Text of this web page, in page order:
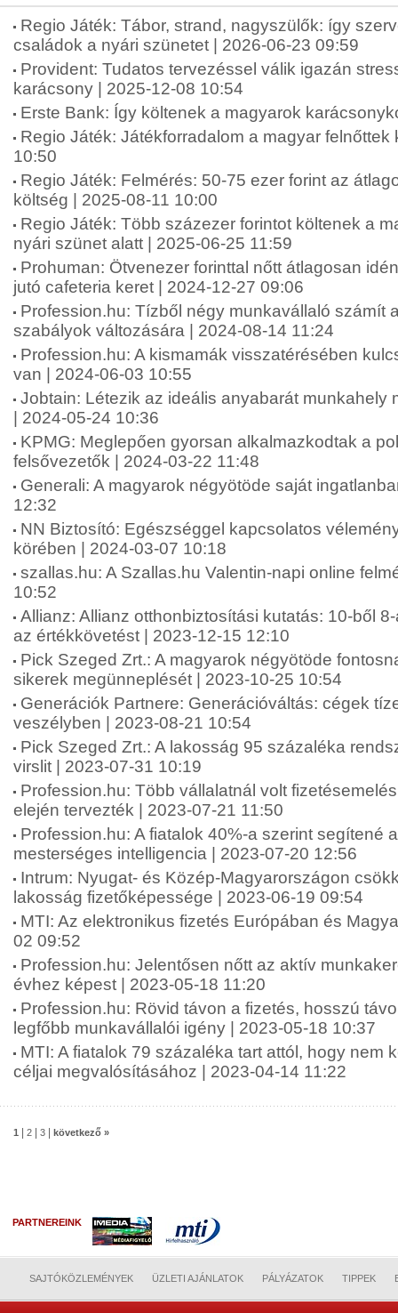
Regio Játék: Tábor, strand, nagyszülők: így
családok a nyári szünetet | 2026-06-23 09:59
Provident: Tudatos tervezéssel válik igazán
karácsony | 2025-12-08 10:54
Erste Bank: Így költenek a magyarok
Regio Játék: Játékforradalom a magyar felnőttek
10:50
Regio Játék: Felmérés: 50-75 ezer forint az
költség | 2025-08-11 10:00
Regio Játék: Több százezer forintot költenek a
nyári szünet alatt | 2025-06-25 11:59
Prohuman: Ötvenezer forinttal nőtt átlagosan
jutó cafeteria keret | 2024-12-27 09:06
Profession.hu: Tízből négy munkavállaló számít
szabályok változására | 2024-08-14 11:24
Profession.hu: A kismamák visszatérésében
van | 2024-06-03 10:55
Jobtain: Létezik az ideális anyabarát munkahely
| 2024-05-24 10:36
KPMG: Meglepően gyorsan alkalmazkodtak a
felsővezetők | 2024-03-22 11:48
Generali: A magyarok négyötöde saját
12:32
NN Biztosító: Egészséggel kapcsolatos
körében | 2024-03-07 10:18
szallas.hu: A Szallas.hu Valentin-napi online
10:52
Allianz: Allianz otthonbiztosítási kutatás: 10-ből
az értékkövetést | 2023-12-15 12:10
Pick Szeged Zrt.: A magyarok négyötöde
sikerek megünneplését | 2023-10-25 10:54
Generációk Partnere: Generációváltás: cégek
veszélyben | 2023-08-21 10:54
Pick Szeged Zrt.: A lakosság 95 százaléka
virslit | 2023-07-31 10:19
Profession.hu: Több vállalatnál volt
elején tervezték | 2023-07-21 11:50
Profession.hu: A fiatalok 40%-a szerint segítené
mesterséges intelligencia | 2023-07-20 12:56
Intrum: Nyugat- és Közép-Magyarországon
lakosság fizetőképessége | 2023-06-19 09:54
MTI: Az elektronikus fizetés Európában és
02 09:52
Profession.hu: Jelentősen nőtt az aktív
évhez képest | 2023-05-18 11:20
Profession.hu: Rövid távon a fizetés, hosszú
legfőbb munkavállalói igény | 2023-05-18 10:37
MTI: A fiatalok 79 százaléka tart attól, hogy nem
céljai megvalósításához | 2023-04-14 11:22
1 2 3 következő »
PARTNEREINK
SAJTÓKÖZLEMÉNYEK ÜZLETI AJÁNLATOK PÁLYÁZATOK TIPPEK